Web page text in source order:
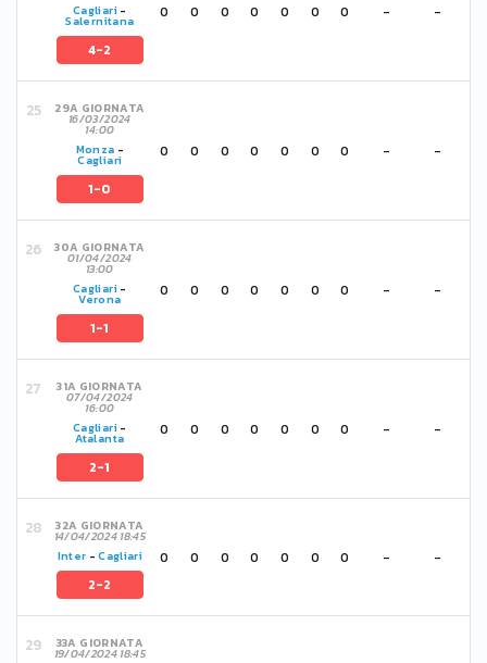
Cagliari-
Salernitana
4-2
0 0 0 0 0 0 0 - -
29A GIORNATA
16/03/2024
14:00
Monza -
Cagliari
1-0
0 0 0 0 0 0 0 - -
30A GIORNATA
01/04/2024
13:00
Cagliari-
Verona
1-1
0 0 0 0 0 0 0 - -
31A GIORNATA
07/04/2024
16:00
Cagliari-
Atalanta
2-1
0 0 0 0 0 0 0 - -
32A GIORNATA
14/04/2024 18:45
Inter -Cagliari
2-2
0 0 0 0 0 0 0 - -
33A GIORNATA
19/04/2024 18:45